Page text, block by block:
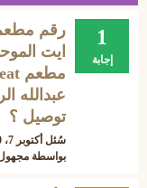
1
إجابة
رقم
عبدالله
توصيل ؟
سُئل أكتوبر 7، 2020
بواسطة